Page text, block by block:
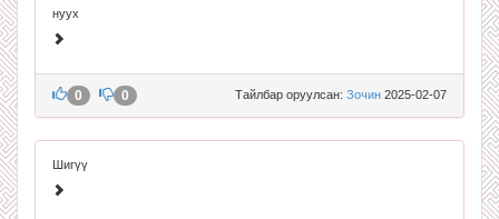
нуух
Тайлбар оруулсан: Зочин 2025-02-07
0 0
Шигүү